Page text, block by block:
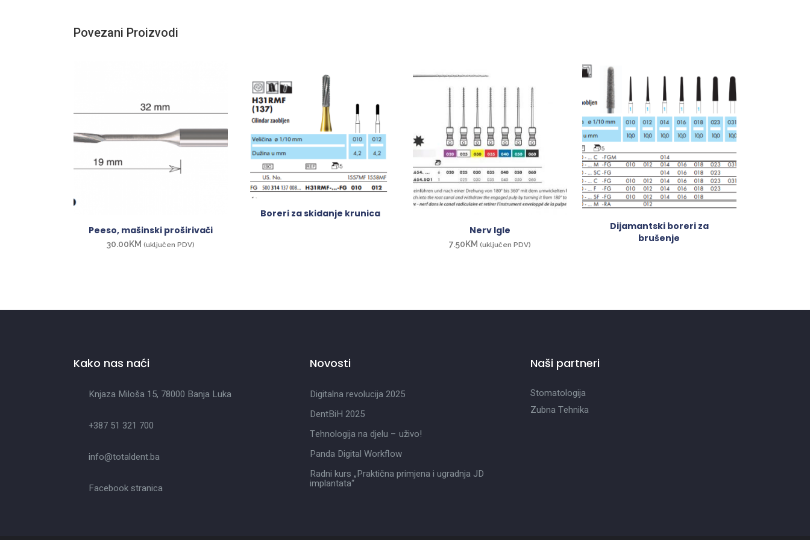
Povezani Proizvodi
Peeso, mašinski proširivači
30.00KM (uključen PDV)
Boreri za skidanje krunica
Nerv Igle
7.50KM (uključen PDV)
Dijamantski boreri za
brušenje
Kako nas naći
Knjaza Miloša 15, 78000 Banja Luka
+387 51 321 700
info@totaldent.ba
Facebook stranica
Novosti
Digitalna revolucija 2025
DentBiH 2025
Tehnologija na djelu – uživo!
Panda Digital Workflow
Radni kurs „Praktična primjena i ugradnja JD
implantata“
Naši partneri
Stomatologija
Zubna Tehnika